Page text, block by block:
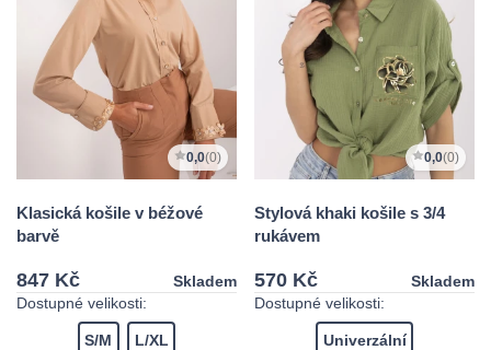
0,0(0)
Klasická košile v béžové
barvě
847 Kč
Skladem
Dostupné velikosti:
S/M L/XL
0,0(0)
Stylová khaki košile s 3/4
rukávem
570 Kč
Skladem
Dostupné velikosti:
Univerzální